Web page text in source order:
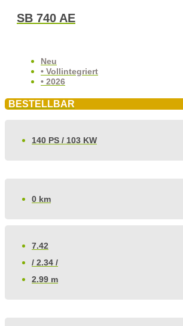
SB 740 AE
Neu
• Vollintegriert
• 2026
BESTELLBAR
140 PS / 103 KW
0 km
7.42
/ 2.34 /
2.99 m